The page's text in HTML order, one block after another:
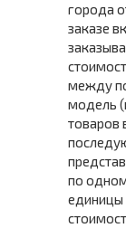
города
заказе
между
модель
товаров
по
единицы